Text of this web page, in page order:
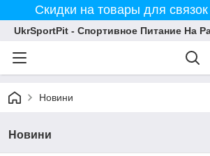
Скидки на товары для связок
UkrSportPit - Спортивное Питание На
Новини
Новини